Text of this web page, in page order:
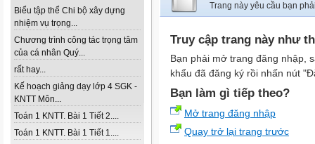
Biểu tập thể Chi bộ xây dựng
nhiệm vụ trọng...
Chương trình công tác trọng tâm
của cá nhân Quý...
rất hay...
Kế hoạch giảng dạy lớp 4 SGK -
KNTT Môn...
Toán 1 KNTT. Bài 1 Tiết 2....
Toán 1 KNTT. Bài 1 Tiết 1....
Trang này yêu cầu bạn
Truy cập trang này như
Bạn phải mở trang đăng nhập,
khẩu đã đăng ký rồi nhấn nút
Bạn làm gì tiếp theo?
Mở trang đăng nhập
Quay trở lại trang trước